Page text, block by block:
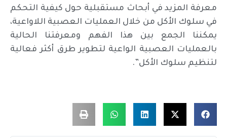
معرفة المزيد في أبحاث مستقبلية حول كيفية التحكم
في سلوك الأكل من خلال العمليات العصبية اللاواعية،
يمكننا الجمع بين هذا الفهم ومعرفتنا الحالية
بالعمليات العصبية الواعية لتطوير طرق أكثر فعالية
لتنظيم سلوك الأكل”.